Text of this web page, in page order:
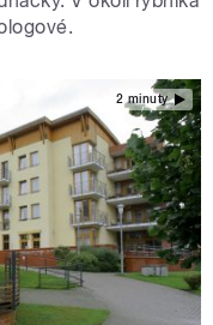
2 minuty